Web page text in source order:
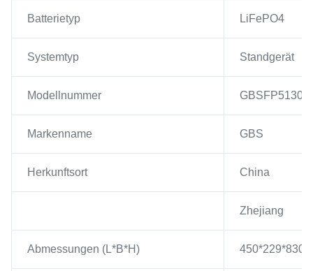
Batterietyp LiFePO4
Systemtyp Standgerät
Modellnummer
Markenname GBS
Herkunftsort China
Zhejiang
Abmessungen (L*B*H)